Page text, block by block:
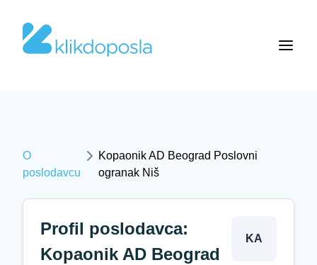
O
poslodavcu
Kopaonik AD Beograd Poslovni
ogranak Niš
Profil poslodavca:
Kopaonik AD Beograd
KA